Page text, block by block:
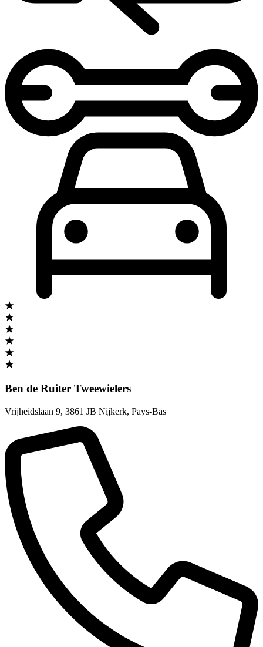
Ben de Ruiter Tweewielers
Vrijheidslaan 9, 3861 JB Nijkerk, Pays-Bas